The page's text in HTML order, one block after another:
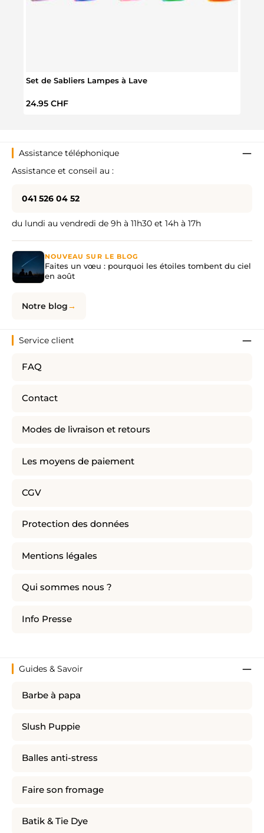
Set de Sabliers Lampes à Lave
Prix régulier :
24.95 CHF
Assistance téléphonique
Assistance et conseil au :
041 526 04 52
du lundi au vendredi de 9h à 11h30 et 14h à 17h
NOUVEAU SUR LE BLOG
Faites un vœu : pourquoi les étoiles tombent du ciel
en août
Notre blog
Service client
FAQ
Contact
Modes de livraison et retours
Les moyens de paiement
CGV
Protection des données
Mentions légales
Qui sommes nous ?
Info Presse
Guides & Savoir
Barbe à papa
Slush Puppie
Balles anti-stress
Faire son fromage
Batik & Tie Dye